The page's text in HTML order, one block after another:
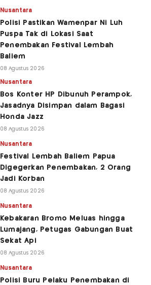
Nusantara
Polisi Pastikan Wamenpar Ni Luh
Puspa Tak di Lokasi Saat
Penembakan Festival Lembah
Baliem
08 Agustus 2026
Nusantara
Bos Konter HP Dibunuh Perampok,
Jasadnya Disimpan dalam Bagasi
Honda Jazz
08 Agustus 2026
Nusantara
Festival Lembah Baliem Papua
Digegerkan Penembakan, 2 Orang
Jadi Korban
08 Agustus 2026
Nusantara
Kebakaran Bromo Meluas hingga
Lumajang, Petugas Gabungan Buat
Sekat Api
08 Agustus 2026
Nusantara
Polisi Buru Pelaku Penembakan di